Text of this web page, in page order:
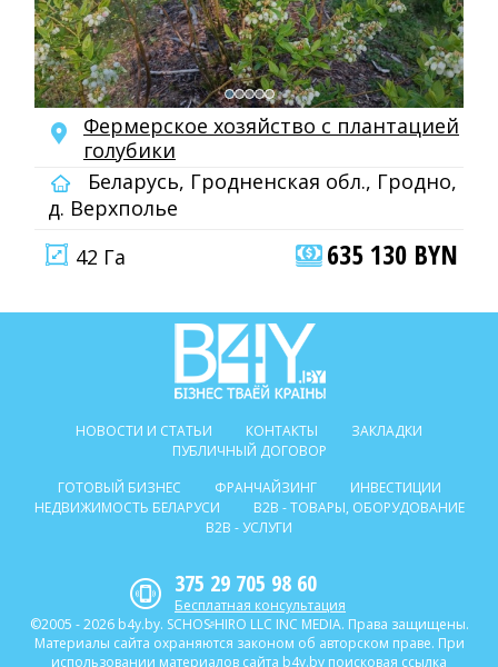
Фермерское хозяйство с плантацией
голубики
Беларусь, Гродненская обл., Гродно,
д. Верхполье
42 Га
635 130 BYN
НОВОСТИ И СТАТЬИ КОНТАКТЫ
ЗАКЛАДКИ
ПУБЛИЧНЫЙ ДОГОВОР
ГОТОВЫЙ БИЗНЕС
ФРАНЧАЙЗИНГ
ИНВЕСТИЦИИ
НЕДВИЖИМОСТЬ БЕЛАРУСИ
B2B - ТОВАРЫ, ОБОРУДОВАНИЕ
B2B - УСЛУГИ
375 29 705 98 60
Бесплатная консультация
©2005 - 2026 b4y.by. SCHOSᶳHIRO LLC INC MEDIA. Права защищены.
Материалы сайта охраняются законом об авторском праве. При
использовании материалов сайта b4y.by поисковая ссылка